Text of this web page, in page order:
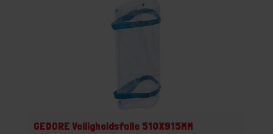
GEDORE Veiligheidsfolie 510X915MM